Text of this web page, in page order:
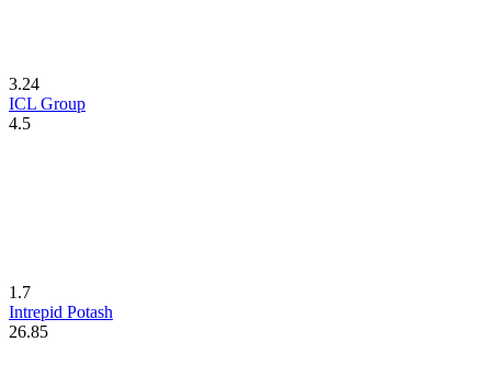
3.24
ICL Group
4.5
1.7
Intrepid Potash
26.85